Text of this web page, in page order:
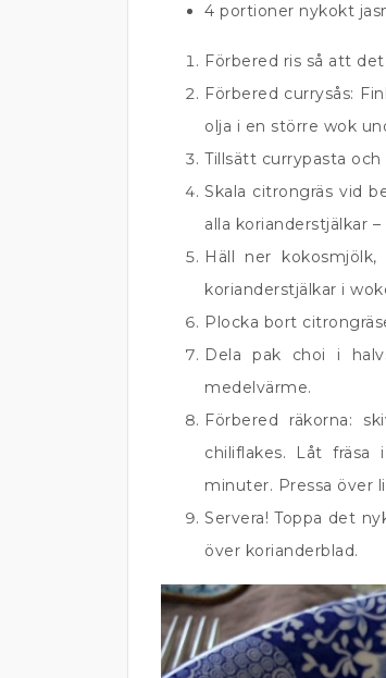
4 portioner nykokt
Förbered ris så att
Förbered currysås:
olja i en större wok
Tillsätt currypasta
Skala citrongräs vid
alla korianderstjälkar
Häll ner kokosmjölk,
korianderstjälkar i
Plocka bort
Dela pak choi i
medelvärme.
Förbered räkorna:
chiliflakes. Låt
minuter. Pressa över
Servera! Toppa det
över korianderblad.